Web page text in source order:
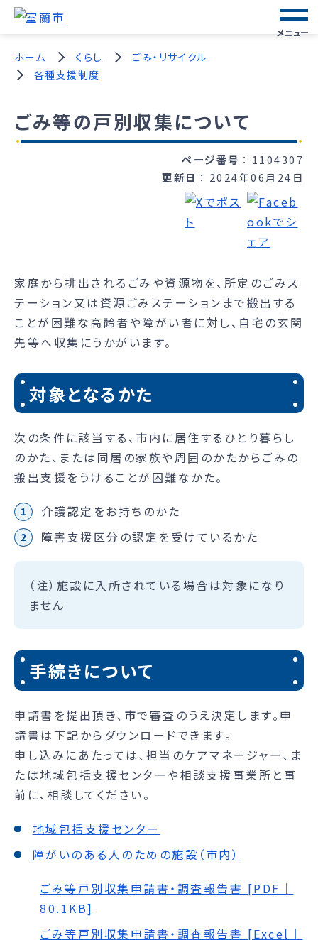
メニュー
ホーム くらし
ごみ・リサイクル
各種支援制度
ごみ等の戸別収集について
ページ番号
1104307
更新日
2024年06月24日
家庭から排出されるごみや資源物を、所定のごみス
テーション又は資源ごみステーションまで搬出する
ことが困難な高齢者や障がい者に対し、自宅の玄関
先等へ収集にうかがいます。
対象となるかた
次の条件に該当する、市内に居住するひとり暮らし
のかた、または同居の家族や周囲のかたからごみの
搬出支援をうけることが困難なかた。
介護認定をお持ちのかた
障害支援区分の認定を受けているかた
（注）施設に入所されている場合は対象になり
ません
手続きについて
申請書を提出頂き、市で審査のうえ決定します。申
請書は下記からダウンロードできます。
申し込みにあたっては、担当のケアマネージャー、ま
たは地域包括支援センターや相談支援事業所と事
前に、相談してください。
地域包括支援センター
障がいのある人のための施設（市内）
ごみ等戸別収集申請書・調査報告書 [PDF｜
80.1KB]
ごみ等戸別収集申請書・調査報告書 [Excel｜